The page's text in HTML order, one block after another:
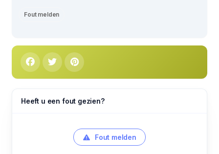
Fout melden
Heeft u een fout gezien?
Fout melden